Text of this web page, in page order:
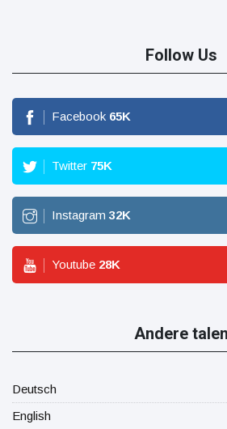
Follow Us
Facebook 65K
Twitter 75K
Instagram 32K
Youtube 28K
Andere talen
Deutsch
English